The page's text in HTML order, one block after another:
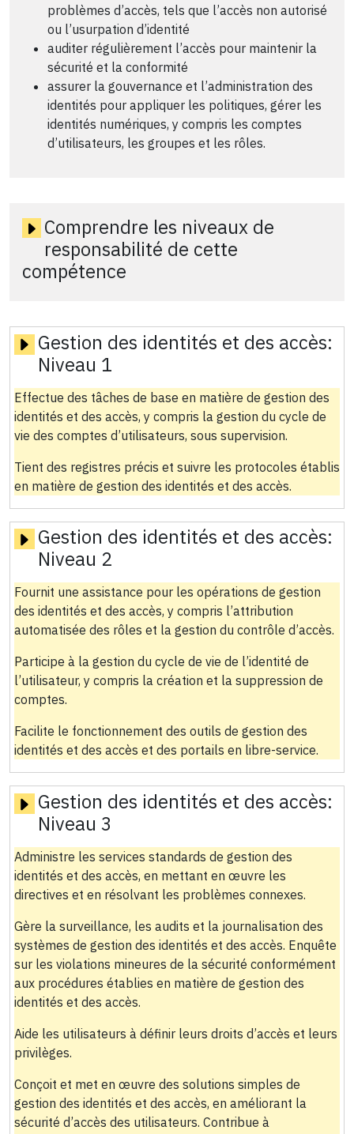
problèmes d’accès, tels que l’accès non autorisé
ou l’usurpation d’identité
auditer régulièrement l’accès pour maintenir la
sécurité et la conformité
assurer la gouvernance et l’administration des
identités pour appliquer les politiques, gérer les
identités numériques, y compris les comptes
d’utilisateurs, les groupes et les rôles.
Comprendre les niveaux de
responsabilité de cette
compétence
Gestion des identités et des accès:
Niveau 1
Effectue des tâches de base en matière de gestion des
identités et des accès, y compris la gestion du cycle de
vie des comptes d’utilisateurs, sous supervision.
Tient des registres précis et suivre les protocoles établis
en matière de gestion des identités et des accès.
Gestion des identités et des accès:
Niveau 2
Fournit une assistance pour les opérations de gestion
des identités et des accès, y compris l’attribution
automatisée des rôles et la gestion du contrôle d’accès.
Participe à la gestion du cycle de vie de l’identité de
l’utilisateur, y compris la création et la suppression de
comptes.
Facilite le fonctionnement des outils de gestion des
identités et des accès et des portails en libre-service.
Gestion des identités et des accès:
Niveau 3
Administre les services standards de gestion des
identités et des accès, en mettant en œuvre les
directives et en résolvant les problèmes connexes.
Gère la surveillance, les audits et la journalisation des
systèmes de gestion des identités et des accès. Enquête
sur les violations mineures de la sécurité conformément
aux procédures établies en matière de gestion des
identités et des accès.
Aide les utilisateurs à définir leurs droits d’accès et leurs
privilèges.
Conçoit et met en œuvre des solutions simples de
gestion des identités et des accès, en améliorant la
sécurité d’accès des utilisateurs. Contribue à